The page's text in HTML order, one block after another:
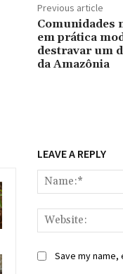
Previous article
Comunidades
em prática
destravar um
da Amazônia
LEAVE A REPLY
Save my